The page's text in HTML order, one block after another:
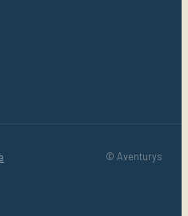
© Aventurys